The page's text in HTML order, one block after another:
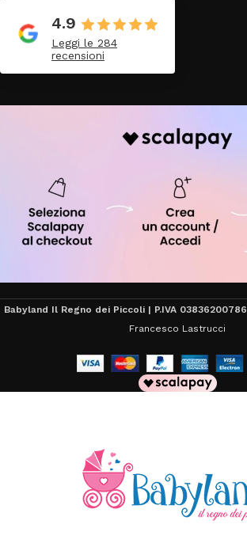
4.9
Leggi le 284
recensioni
Babyland Il Regno dei Piccoli | P.IVA 03836200786
Francesco Lastrucci